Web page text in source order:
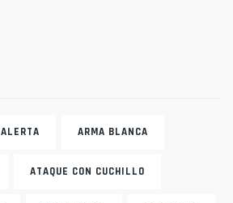
ALERTA ARMA BLANCA
ATAQUE CON CUCHILLO